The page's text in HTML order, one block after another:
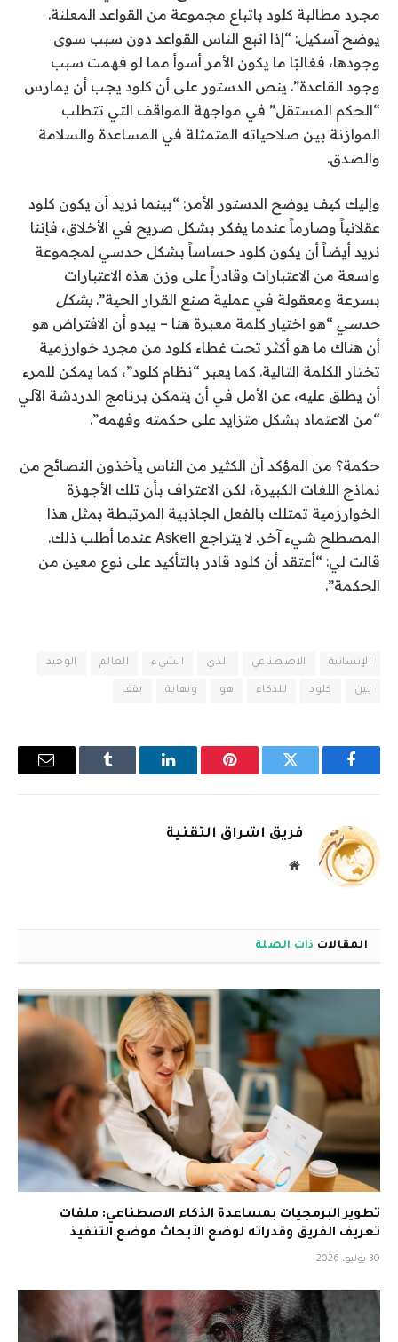
مجرد مطالبة كلود باتباع مجموعة من القواعد المعلنة.
يوضح آسكيل: “إذا اتبع الناس القواعد دون سبب سوى
وجودها، فغالبًا ما يكون الأمر أسوأ مما لو فهمت سبب
وجود القاعدة”. ينص الدستور على أن كلود يجب أن يمارس
“الحكم المستقل” في مواجهة المواقف التي تتطلب
الموازنة بين صلاحياته المتمثلة في المساعدة والسلامة
والصدق.
وإليك كيف يوضح الدستور الأمر: “بينما نريد أن يكون كلود
عقلانياً وصارماً عندما يفكر بشكل صريح في الأخلاق، فإننا
نريد أيضاً أن يكون كلود حساساً بشكل حدسي لمجموعة
واسعة من الاعتبارات وقادراً على وزن هذه الاعتبارات
بسرعة ومعقولة في عملية صنع القرار الحية”.بشكل
حدسي “هو اختيار كلمة معبرة هنا – يبدو أن الافتراض هو
أن هناك ما هو أكثر تحت غطاء كلود من مجرد خوارزمية
تختار الكلمة التالية. كما يعبر “نظام كلود”، كما يمكن للمرء
أن يطلق عليه، عن الأمل في أن يتمكن برنامج الدردشة الآلي
“من الاعتماد بشكل متزايد على حكمته وفهمه”.
حكمة؟ من المؤكد أن الكثير من الناس يأخذون النصائح من
نماذج اللغات الكبيرة، لكن الاعتراف بأن تلك الأجهزة
الخوارزمية تمتلك بالفعل الجاذبية المرتبطة بمثل هذا
المصطلح شيء آخر. لا يتراجع Askell عندما أطلب ذلك.
قالت لي: “أعتقد أن كلود قادر بالتأكيد على نوع معين من
الحكمة”.
الإنسانية الاصطناعي الذي الشيء العالم الوحيد
بين كلود للذكاء هو ونهاية يقف
فيسبوك تويتر بينتيريستلينكدإن Tumblr
البريد
فريق اشراق التقنية
موقع
المقالات ذات الصلة
تطوير البرمجيات بمساعدة الذكاء الاصطناعي: ملفات
تعريف الفريق وقدراته لوضع الأبحاث موضع التنفيذ
30 يوليو، 2026